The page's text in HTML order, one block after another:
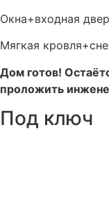
Окна+входная
Мягкая
Дом готов!
проложить
Под ключ